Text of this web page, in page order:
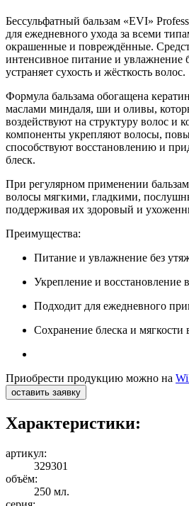
Бессульфатный бальзам «EVI»
для ежедневного ухода за всеми
окрашенные и повреждённые.
интенсивное питание и увлажнение
устраняет сухость и жёсткость волос.
Формула бальзама обогащена
маслами миндаля, ши и оливы,
воздействуют на структуру волос и
компоненты укрепляют волосы,
способствуют восстановлению и
блеск.
При регулярном применении
волосы мягкими, гладкими,
поддерживая их здоровый и
Преимущества:
Питание и увлажнение без
Укрепление и восстановление
Подходит для ежедневного
Сохранение блеска и мягкости
Приобрести продукцию можно на
оставить заявку
Характеристики:
артикул:
329301
объём:
250 мл.